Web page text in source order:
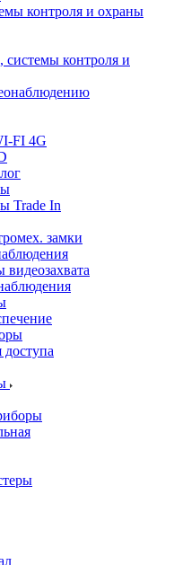
контроля и охраны
контроля и
FI 4G
Trade In
замки